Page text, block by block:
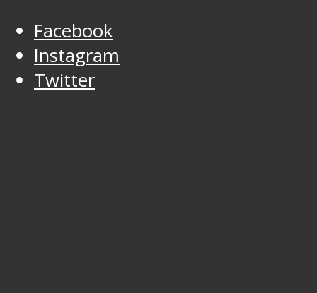
Facebook
Instagram
Twitter